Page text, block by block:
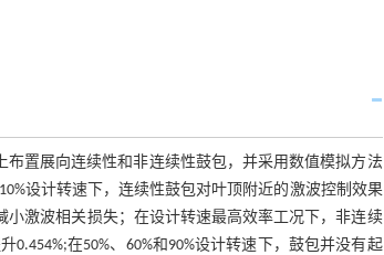
布置展向连续性和非连续性鼓包，并采用数值模拟方法
设计转速下，连续性鼓包对叶顶附近的激波控制效果
激波相关损失；在设计转速最高效率工况下，非连续
在50%、60%和90%设计转速下，鼓包并没有起